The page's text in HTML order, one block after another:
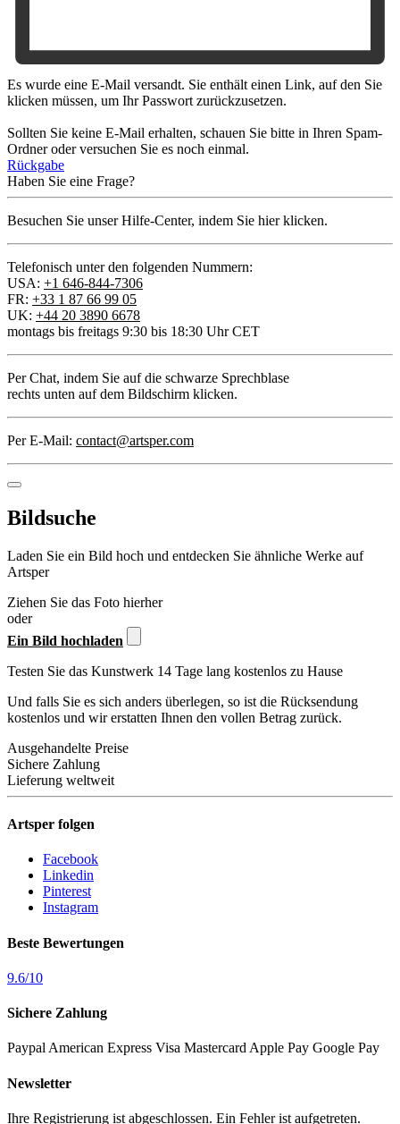
Es wurde eine E-Mail versandt. Sie enthält einen Link, auf den Sie
klicken müssen, um Ihr Passwort zurückzusetzen.
Sollten Sie keine E-Mail erhalten, schauen Sie bitte in Ihren Spam-
Ordner oder versuchen Sie es noch einmal.
Rückgabe
Haben Sie eine Frage?
Besuchen Sie unser Hilfe-Center, indem Sie hier klicken.
Telefonisch unter den folgenden Nummern:
USA: +1 646-844-7306
FR: +33 1 87 66 99 05
UK: +44 20 3890 6678
montags bis freitags 9:30 bis 18:30 Uhr CET
Per Chat, indem Sie auf die schwarze Sprechblase
rechts unten auf dem Bildschirm klicken.
Per E-Mail: contact@artsper.com
Bildsuche
Laden Sie ein Bild hoch und entdecken Sie ähnliche Werke auf
Artsper
Ziehen Sie das Foto hierher
oder
Ein Bild hochladen
Testen Sie das Kunstwerk 14 Tage lang kostenlos zu Hause
Und falls Sie es sich anders überlegen, so ist die Rücksendung
kostenlos und wir erstatten Ihnen den vollen Betrag zurück.
Ausgehandelte Preise
Sichere Zahlung
Lieferung weltweit
Artsper folgen
Facebook
Linkedin
Pinterest
Instagram
Beste Bewertungen
9.6/10
Sichere Zahlung
PaypalAmerican Express Visa MastercardApple Pay Google Pay
Newsletter
Ihre Registrierung ist abgeschlossen. Ein Fehler ist aufgetreten.